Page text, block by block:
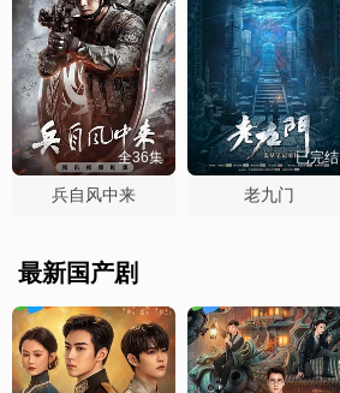
全36集
兵自风中来
已完结
老九门
最新国产剧